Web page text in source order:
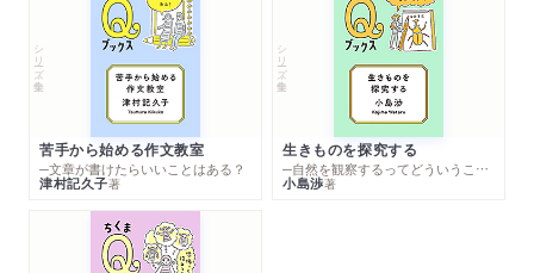
シリーズ・全集
苦手から始める作文教室
─文章が書けたらいいことはある？
津村記久子著
シリーズ・全集
生きものを探究する
─自然を観察するってどういうこと？
小島渉著